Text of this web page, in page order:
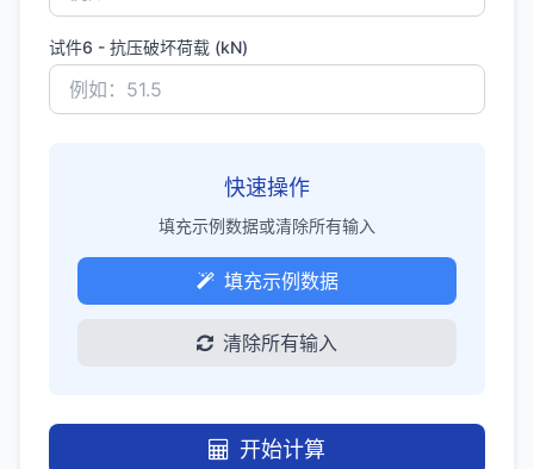
试件6 - 抗压破坏荷载 (kN)
快速操作
填充示例数据或清除所有输入
填充示例数据
清除所有输入
开始计算